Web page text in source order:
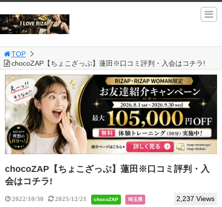
TOP
chocoZAP【ちょこざっぷ】蓮田※口コミ評判・入会はコチラ!
chocoZAP【ちょこざっぷ】蓮田※口コミ評判・入
会はコチラ!
2022/10/30 2025/12/21 chocoZAP 埼玉県 2,237 Views